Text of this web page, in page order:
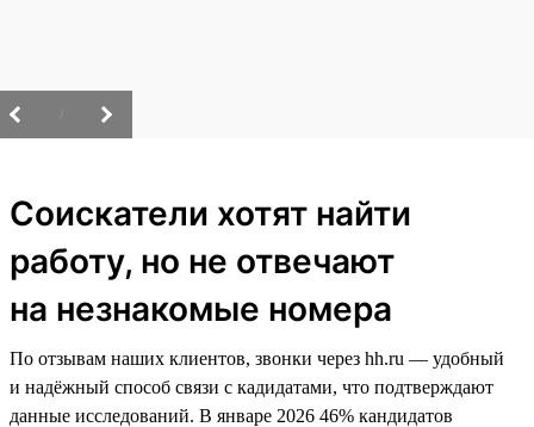
Соискатели хотят найти
работу, но не отвечают
на незнакомые номера
По отзывам наших клиентов, звонки через hh.ru — удобный
и надёжный способ связи с кадидатами, что подтверждают
данные исследований. В январе 2026 46% кандидатов